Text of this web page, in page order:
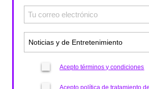
Acepto términos y condiciones